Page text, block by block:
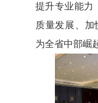
提升专业能力
质量发展、加
为全省中部崛